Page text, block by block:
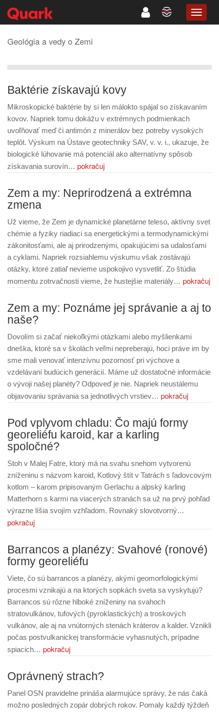
Geológia a vedy o Zemi
Baktérie získavajú kovy
Mikroskopické baktérie by si len málokto spájal so získavaním
kovov. Napriek tomu dokážu v extrémnych podmienkach
uvoľňovať meď či antimón z minerálov bez potreby vysokých
teplôt. Výskum na Ústave geotechniky SAV, v. v. i., ukazuje, že
biologické lúhovanie má potenciál ako alternatívny spôsob
získavania surovín… pokračuj
Zem a my: Neprirodzená a extrémna
zmena
Už vieme, že Zem je dynamické planetárne teleso, aktívny svet
chémie a fyziky riadiaci sa energetickými a termodynamickými
zákonitosťami, ale aj prirodzenými, opakujúcimi sa udalosťami
a cyklami. Napriek rozsiahlemu výskumu však zostávajú
otázky, ktoré zatiaľ nevieme uspokojivo vysvetliť. Zo štúdia
momentu zotrvačnosti vieme, že hustejšie materiály… pokračuj
Zem a my: Poznáme jej správanie a aj to
naše?
Dovolím si začať niekoľkými otázkami alebo myšlienkami
dneška, ktoré sa v školách veľmi nepreberajú, hoci práve im by
sme mali venovať intenzívnu pozornosť pri výchove a
vzdelávaní budúcich generácií. Máme už dostatočné informácie
o vývoji našej planéty? Odpoveď je nie. Napriek neustálemu
objavovaniu správania sa jednotlivých vrstiev… pokračuj
Pod vplyvom chladu: Čo majú formy
georeliéfu karoid, kar a karling
spoločné?
Stoh v Malej Fatre, ktorý má na svahu snehom vytvorenú
zníženinu s názvom karoid, Kotlový štít v Tatrách s ľadovcovým
kotlom – karom pripisovaným Gerlachu a alpský karling
Matterhorn s karmi na viacerých stranách sa už na prvý pohľad
výrazne líšia svojím vzhľadom. Rovnaký slovotvorný…
pokračuj
Barrancos a planézy: Svahové (ronové)
formy georeliéfu
Viete, čo sú barrancos a planézy, akými geomorfologickými
procesmi vznikajú a na ktorých sopkách sveta sa vyskytujú?
Barrancos sú rôzne hlboké zníženiny na svahoch
stratovulkánov, tufových (pyroklastických) a troskových
vulkánov, ale aj na vnútorných stenách kráterov a kalder. Vznikli
počas postvulkanickej transformácie vyhasnutých, prípadne
spiacich… pokračuj
Oprávnený strach?
Panel OSN pravidelne prináša alarmujúce správy, že nás čaká
možno posledných zopár dobrých rokov. Pomaly každý týždeň